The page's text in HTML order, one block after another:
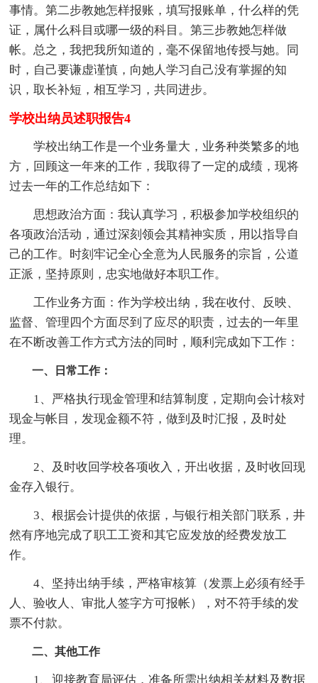
事情。第二步教她怎样报账，填写报账单，什么样的凭
证，属什么科目或哪一级的科目。第三步教她怎样做
帐。总之，我把我所知道的，毫不保留地传授与她。同
时，自己要谦虚谨慎，向她人学习自己没有掌握的知
识，取长补短，相互学习，共同进步。
学校出纳员述职报告4
学校出纳工作是一个业务量大，业务种类繁多的地
方，回顾这一年来的工作，我取得了一定的成绩，现将
过去一年的工作总结如下：
思想政治方面：我认真学习，积极参加学校组织的
各项政治活动，通过深刻领会其精神实质，用以指导自
己的工作。时刻牢记全心全意为人民服务的宗旨，公道
正派，坚持原则，忠实地做好本职工作。
工作业务方面：作为学校出纳，我在收付、反映、
监督、管理四个方面尽到了应尽的职责，过去的一年里
在不断改善工作方式方法的同时，顺利完成如下工作：
一、日常工作：
1、严格执行现金管理和结算制度，定期向会计核对
现金与帐目，发现金额不符，做到及时汇报，及时处
理。
2、及时收回学校各项收入，开出收据，及时收回现
金存入银行。
3、根据会计提供的依据，与银行相关部门联系，井
然有序地完成了职工工资和其它应发放的经费发放工
作。
4、坚持出纳手续，严格审核算（发票上必须有经手
人、验收人、审批人签字方可报帐），对不符手续的发
票不付款。
二、其他工作
1、迎接教育局评估，准备所需出纳相关材料及数据